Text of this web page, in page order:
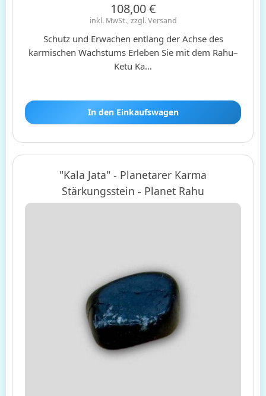
108,00 €
inkl. MwSt., zzgl. Versand
Schutz und Erwachen entlang der Achse des
karmischen Wachstums Erleben Sie mit dem Rahu–
Ketu Ka…
In den Einkaufswagen
"Kala Jata" - Planetarer Karma
Stärkungsstein - Planet Rahu